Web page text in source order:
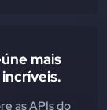
mais
as APIs do